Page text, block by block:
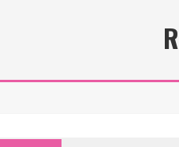
EL ORGULLO CON CUATRO